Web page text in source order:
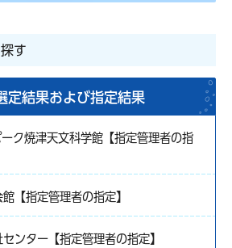
す
定結果および指定結果
ク焼津天文科学館【指定管理者の指
【指定管理者の指定】
ンター【指定管理者の指定】